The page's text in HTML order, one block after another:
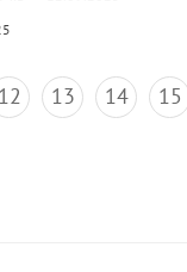
12 13 14 15